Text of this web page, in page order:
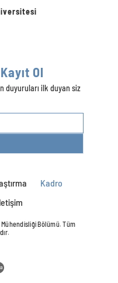
Ol
duyuruları ilk duyan siz
Kadro
Bölümü. Tüm